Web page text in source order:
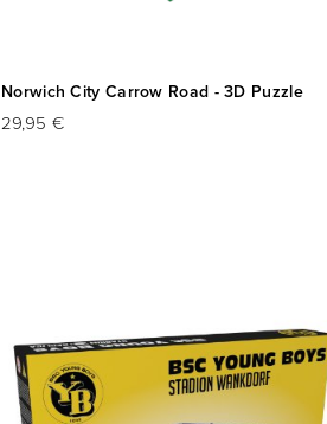
Norwich City Carrow Road - 3D Puzzle
29,95 €